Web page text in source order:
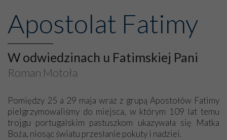
Apostolat Fatimy
W odwiedzinach u Fatimskiej Pani
Roman Motoła
Pomiędzy 25 a 29 maja wraz z grupą Apostołów Fatimy
pielgrzymowaliśmy do miejsca, w którym 109 lat temu
trojgu portugalskim pastuszkom ukazywała się Matka
Boża, niosąc światu przesłanie pokuty i nadziei.